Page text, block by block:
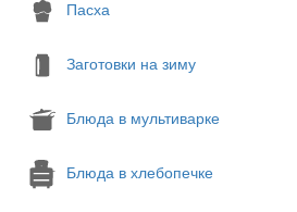
Пасха
Заготовки на зиму
Блюда в мультиварке
Блюда в хлебопечке